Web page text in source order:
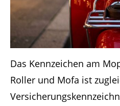
Das Kennzeichen am
Roller und Mofa ist